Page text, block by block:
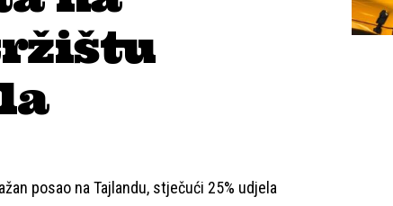
posao na Tajlandu, stječući 25% udjela